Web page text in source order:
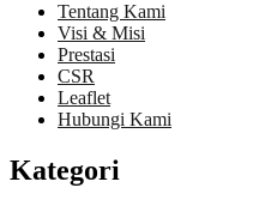
Tentang Kami
Visi & Misi
Prestasi
CSR
Leaflet
Hubungi Kami
Kategori